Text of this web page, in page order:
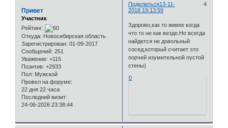
Поделиться 4
13-11-
2018 19:13:59
Привет
Участник
Рейтинг:
Откуда: Новосибирская область
Зарегистрирован: 01-09-2017
Сообщений: 251
Уважение: +115
Позитив: +2933
Пол: Мужской
Провел на форуме:
22 дня 22 часа
Последний визит:
24-06-2026 23:38:44
Здорово,как то живее когда
что то не как везде.Но всегда
найдется не довольный
сосед,который считает это
порчей изумительной пустой
стены)
0